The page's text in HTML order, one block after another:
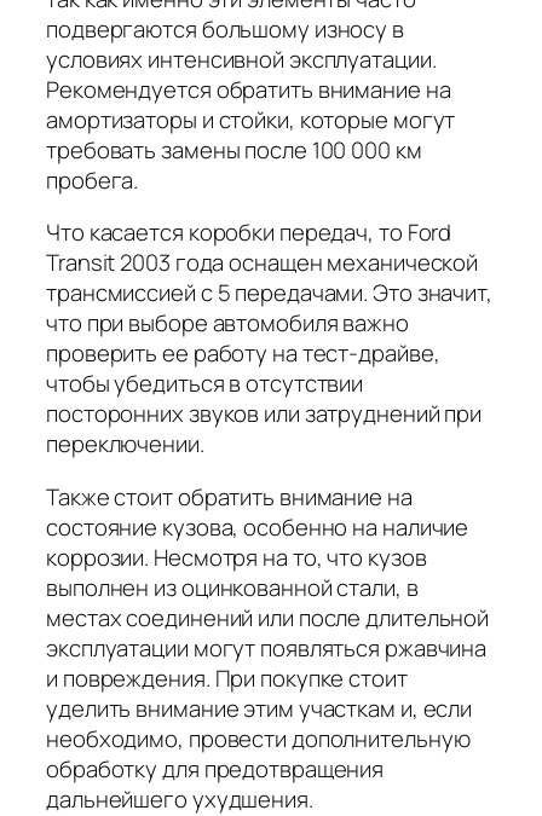
подвергаются большому износу в
условиях интенсивной эксплуатации.
Рекомендуется обратить внимание на
амортизаторы и стойки, которые могут
требовать замены после 100 000 км
пробега.
Что касается коробки передач, то Ford
Transit 2003 года оснащен механической
трансмиссией с 5 передачами. Это значит,
что при выборе автомобиля важно
проверить ее работу на тест-драйве,
чтобы убедиться в отсутствии
посторонних звуков или затруднений при
переключении.
Также стоит обратить внимание на
состояние кузова, особенно на наличие
коррозии. Несмотря на то, что кузов
выполнен из оцинкованной стали, в
местах соединений или после длительной
эксплуатации могут появляться ржавчина
и повреждения. При покупке стоит
уделить внимание этим участкам и, если
необходимо, провести дополнительную
обработку для предотвращения
дальнейшего ухудшения.